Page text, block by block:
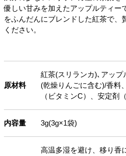
優しい甘みを加えたアップルティー
をふんだんにブレンドした紅茶で、
ください。
原材料
紅茶(スリランカ)､アッ
(乾燥りんごに含む)/香料
（ビタミンC）、安定剤
内容量 3g(3g×1袋)
高温多湿を避け、移り香